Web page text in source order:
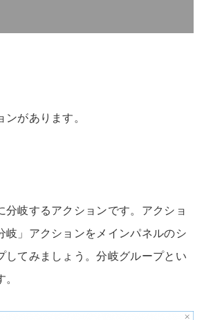
があります。
分岐するアクションです。アクショ
岐」アクションをメインパネルのシ
してみましょう。分岐グループとい